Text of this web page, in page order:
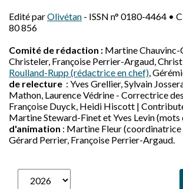
Edité parOlivétan - ISSN n° 0180-4464 •
80 856
Comité de rédaction : Martine
Christeler, Françoise Perrier-Argaud,
Roulland-Rupp (rédactrice en chef),
de relecture : Yves Grellier, Sylvain
Mathon, Laurence Védrine - Correctrice
Françoise Duyck, Heidi Hiscott |
Martine Steward-Finet et Yves Levin (mots
d'animation : Martine Fleur (coordinatrice
Gérard Perrier, Françoise Perrier-Argaud.